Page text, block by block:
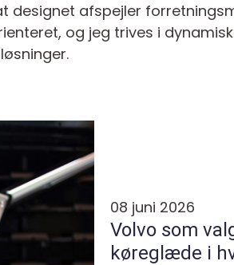
designet afspejler
og jeg trives i
08 juni 2026
Volvo som
køreglæde i